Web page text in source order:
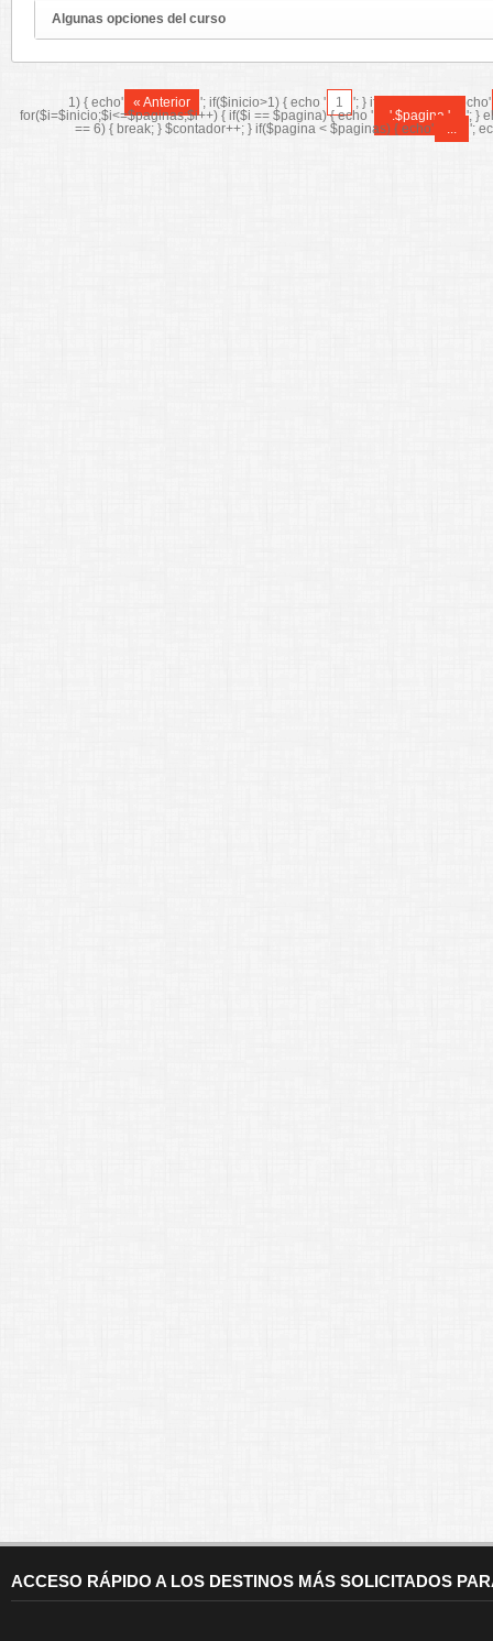
Algunas opciones del curso
1) { echo' « Anterior '; if($inicio>1) { echo ' 1
'; } if($inicio>=3) { echo'
for($i=$inicio;$i<=$paginas;$i++) { if($i == $pagina) { echo '
'.$pagina.'
'; }
== 6) { break; } $contador++; } if($pagina < $paginas) { echo'
... ';
ACCESO RÁPIDO A LOS DESTINOS MÁS SOLICITADOS